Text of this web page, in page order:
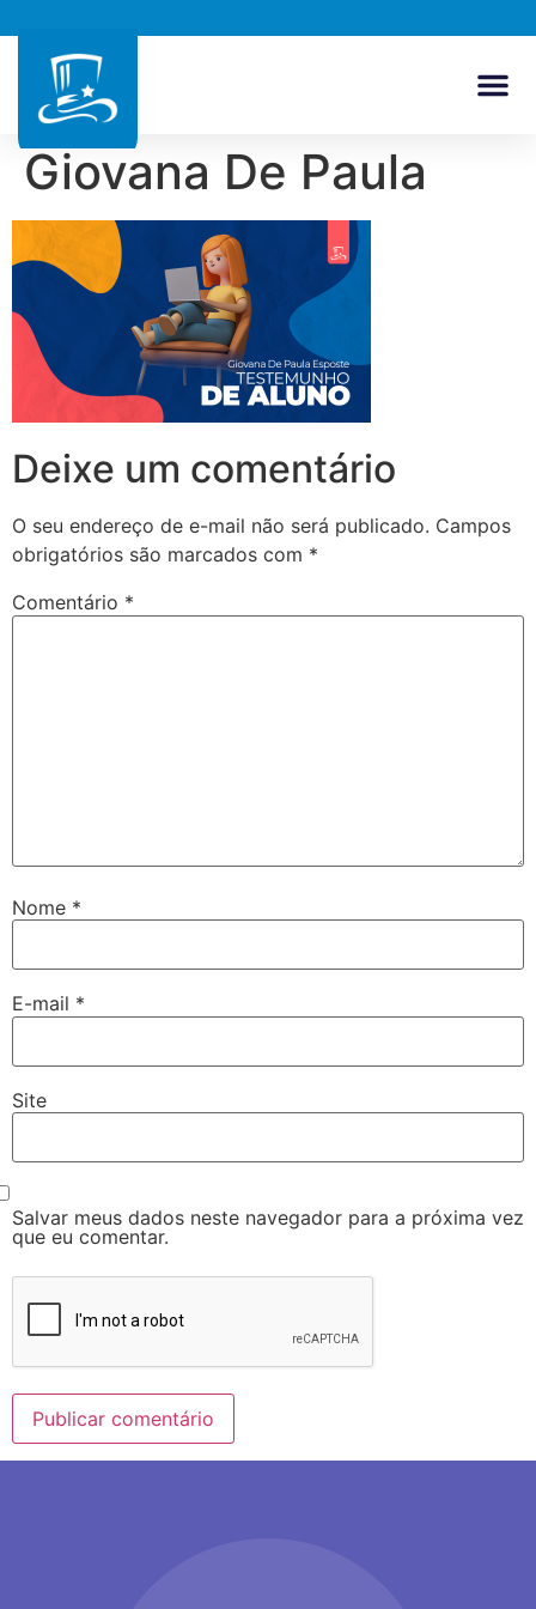
Giovana De Paula
Deixe um comentário
O seu endereço de e-mail não será publicado. Campos
obrigatórios são marcados com *
Comentário *
Nome *
E-mail *
Site
Salvar meus dados neste navegador para a próxima vez
que eu comentar.